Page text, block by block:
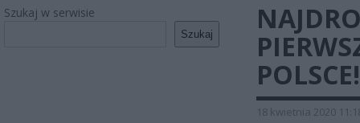
Szukaj w serwisie
Szukaj
POLSCE!
18 kwietnia 2020